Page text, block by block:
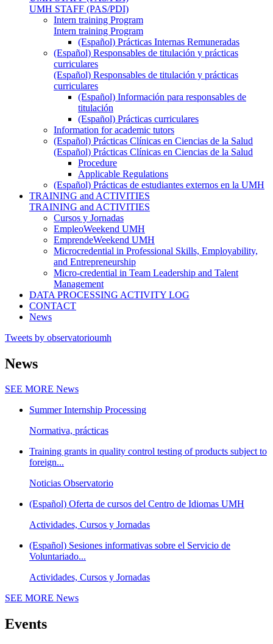
UMH STAFF (PAS/PDI)
Intern training Program
Intern training Program
(Español) Prácticas Internas Remuneradas
(Español) Responsables de titulación y prácticas
curriculares
(Español) Responsables de titulación y prácticas
curriculares
(Español) Información para responsables de
titulación
(Español) Prácticas curriculares
Information for academic tutors
(Español) Prácticas Clínicas en Ciencias de la Salud
(Español) Prácticas Clínicas en Ciencias de la Salud
Procedure
Applicable Regulations
(Español) Prácticas de estudiantes externos en la UMH
TRAINING and ACTIVITIES
TRAINING and ACTIVITIES
Cursos y Jornadas
EmpleoWeekend UMH
EmprendeWeekend UMH
Microcredential in Professional Skills, Employability,
and Entrepreneurship
Micro-credential in Team Leadership and Talent
Management
DATA PROCESSING ACTIVITY LOG
CONTACT
News
Tweets by observatorioumh
News
SEE MORE News
Summer Internship Processing
Normativa, prácticas
Training grants in quality control testing of products subject to
foreign...
Noticias Observatorio
(Español) Oferta de cursos del Centro de Idiomas UMH
Actividades, Cursos y Jornadas
(Español) Sesiones informativas sobre el Servicio de
Voluntariado...
Actividades, Cursos y Jornadas
SEE MORE News
Events